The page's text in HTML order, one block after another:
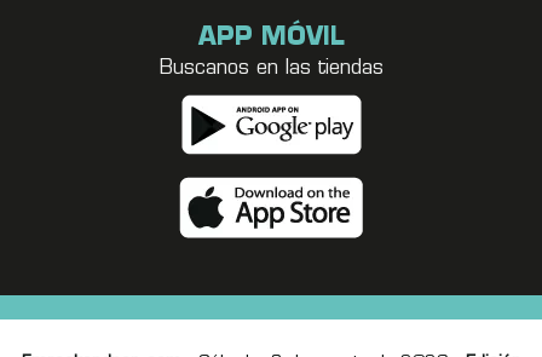
APP MÓVIL
Buscanos en las tiendas